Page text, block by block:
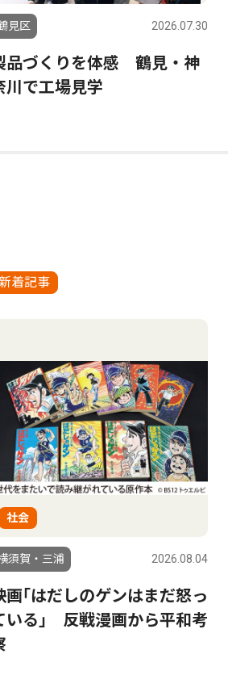
見区 2026.07.30
品づくりを体感 鶴見・神
川で工場見学
着記事
社会
須賀・三浦 2026.08.04
画｢はだしのゲンはまだ怒っ
いる｣ 反戦漫画から平和考